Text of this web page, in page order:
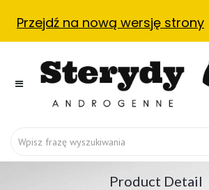
Product Detail
Przejdź na nową wersję strony